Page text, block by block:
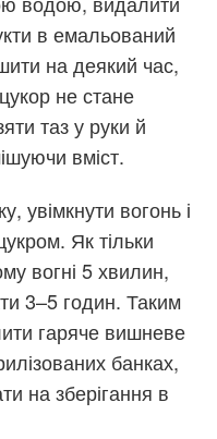
в емальований
на деякий час,
не стане
таз у руки й
вміст.
увімкнути вогонь і
Як тільки
вогні 5 хвилин,
3–5 годин. Таким
гаряче вишневе
банках,
на зберігання в